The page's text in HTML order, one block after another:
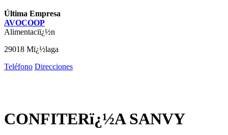
Última Empresa
AVOCOOP
Alimentaciï¿½n
29018 Mï¿½laga
Teléfono Direcciones
CONFITERï¿½A SANVY